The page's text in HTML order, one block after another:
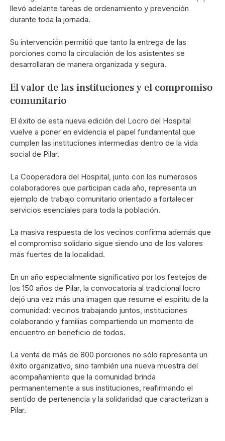
llevó adelante tareas de ordenamiento y prevención
durante toda la jornada.
Su intervención permitió que tanto la entrega de las
porciones como la circulación de los asistentes se
desarrollaran de manera organizada y segura.
El valor de las instituciones y el compromiso
comunitario
El éxito de esta nueva edición del Locro del Hospital
vuelve a poner en evidencia el papel fundamental que
cumplen las instituciones intermedias dentro de la vida
social de Pilar.
La Cooperadora del Hospital, junto con los numerosos
colaboradores que participan cada año, representa un
ejemplo de trabajo comunitario orientado a fortalecer
servicios esenciales para toda la población.
La masiva respuesta de los vecinos confirma además que
el compromiso solidario sigue siendo uno de los valores
más fuertes de la localidad.
En un año especialmente significativo por los festejos de
los 150 años de Pilar, la convocatoria al tradicional locro
dejó una vez más una imagen que resume el espíritu de la
comunidad: vecinos trabajando juntos, instituciones
colaborando y familias compartiendo un momento de
encuentro en beneficio de todos.
La venta de más de 800 porciones no sólo representa un
éxito organizativo, sino también una nueva muestra del
acompañamiento que la comunidad brinda
permanentemente a sus instituciones, reafirmando el
sentido de pertenencia y la solidaridad que caracterizan a
Pilar.